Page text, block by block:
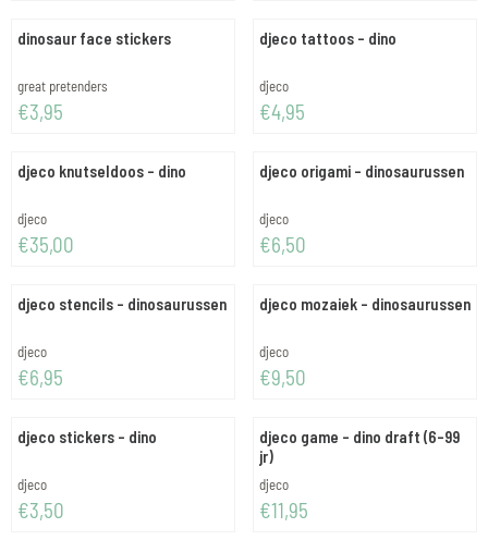
dinosaur face stickers
Merk:
great pretenders
Prijs: 3,95
€3,95
djeco tattoos - dino
Merk:
djeco
Prijs: 4,95
€4,95
djeco knutseldoos - dino
Merk:
djeco
Prijs: 35,00
€35,00
djeco origami - dinosaurussen
Merk:
djeco
Prijs: 6,50
€6,50
djeco stencils - dinosaurussen
Merk:
djeco
Prijs: 6,95
€6,95
djeco mozaiek - dinosaurussen
Merk:
djeco
Prijs: 9,50
€9,50
djeco stickers - dino
Merk:
djeco
Prijs: 3,50
€3,50
djeco game - dino draft (6-99
jr)
Merk:
djeco
Prijs: 11,95
€11,95